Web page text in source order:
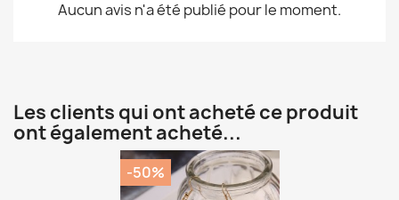
Aucun avis n'a été publié pour le moment.
Les clients qui ont acheté ce produit
ont également acheté...
-50%